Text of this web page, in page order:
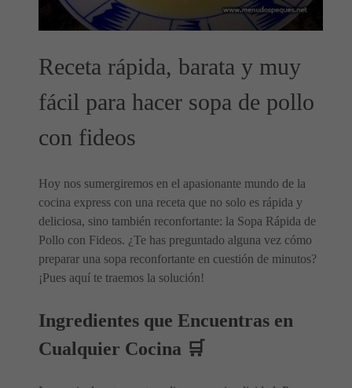
Receta rápida, barata y muy
fácil para hacer sopa de pollo
con fideos
Hoy nos sumergiremos en el apasionante mundo de la
cocina express con una receta que no solo es rápida y
deliciosa, sino también reconfortante: la Sopa Rápida de
Pollo con Fideos. ¿Te has preguntado alguna vez cómo
preparar una sopa reconfortante en cuestión de minutos?
¡Pues aquí te traemos la solución!
Ingredientes que Encuentras en
Cualquier Cocina 🛒